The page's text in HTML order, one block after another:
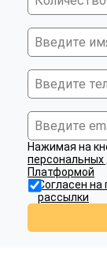
Нажимая на
персональных
Платформой
Согласен
рассылки